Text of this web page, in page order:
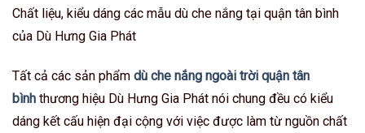
Chất liệu, kiểu dáng các mẫu dù che nắng tại quận tân bình
của Dù Hưng Gia Phát
Tất cả các sản phẩm dù che nắng ngoài trời quận tân
bình thương hiệu Dù Hưng Gia Phát nói chung đều có kiểu
dáng kết cấu hiện đại cộng với việc được làm từ nguồn chất